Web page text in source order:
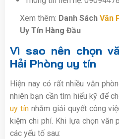
Xem thêm: Danh Sách Văn
Uy Tín Hàng Đầu
Vì sao nên chọn
Hải Phòng uy tín
Hiện nay có rất nhiều văn
nhiên bạn cần tìm hiểu kỹ để
uy tínnhằm giải quyết công
kiệm chi phí. Khi lựa chọn
các yếu tố sau: